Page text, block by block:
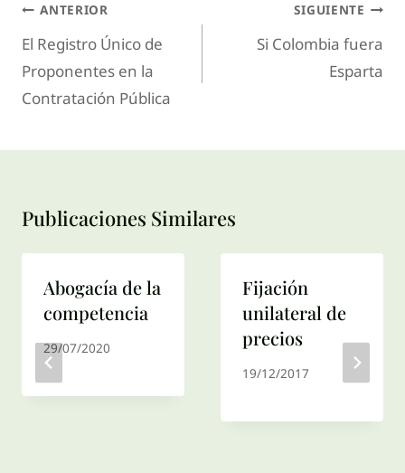
ANTERIOR
El Registro Único de
Proponentes en la
Contratación Pública
SIGUIENTE
Si Colombia fuera
Esparta
Publicaciones Similares
Abogacía de la
competencia
29/07/2020
Fijación
unilateral de
precios
19/12/2017